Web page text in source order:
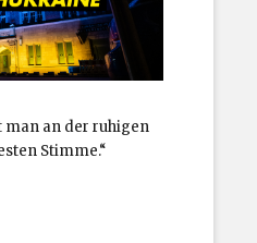
man an der ruhigen
Stimme.“